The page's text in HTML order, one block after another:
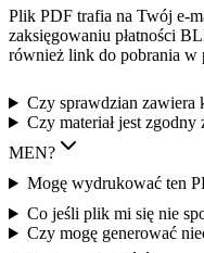
Plik PDF trafia na Twój e-
zaksięgowaniu płatności
również link do pobrania w
Czy sprawdzian zawiera
Czy materiał jest
MEN?
Mogę wydrukować ten
Co jeśli plik mi się nie
Czy mogę generować